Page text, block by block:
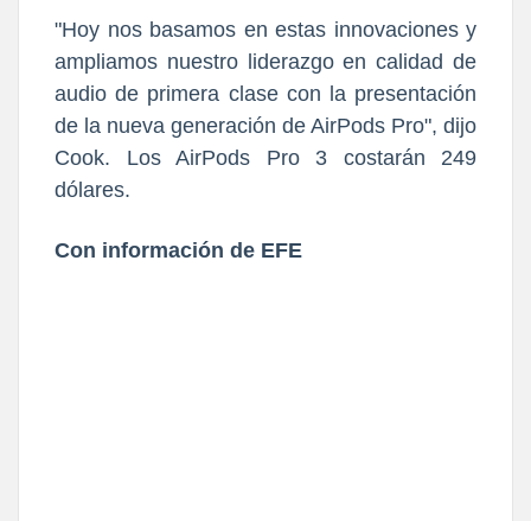
"Hoy nos basamos en estas innovaciones y
ampliamos nuestro liderazgo en calidad de
audio de primera clase con la presentación
de la nueva generación de AirPods Pro", dijo
Cook. Los AirPods Pro 3 costarán 249
dólares.
Con información de EFE